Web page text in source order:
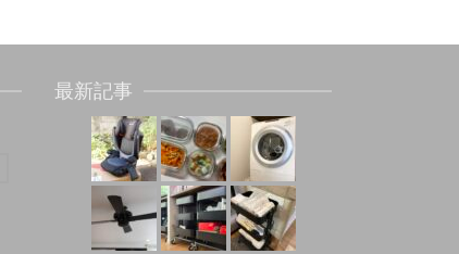
最新記事